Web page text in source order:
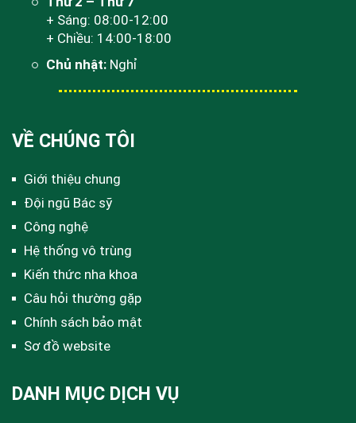
+ Sáng: 08:00-12:00
+ Chiều: 14:00-18:00
Chủ nhật: Nghỉ
VỀ CHÚNG TÔI
Giới thiệu chung
Đội ngũ Bác sỹ
Công nghệ
Hệ thống vô trùng
Kiến thức nha khoa
Câu hỏi thường gặp
Chính sách bảo mật
Sơ đồ website
DANH MỤC DỊCH VỤ